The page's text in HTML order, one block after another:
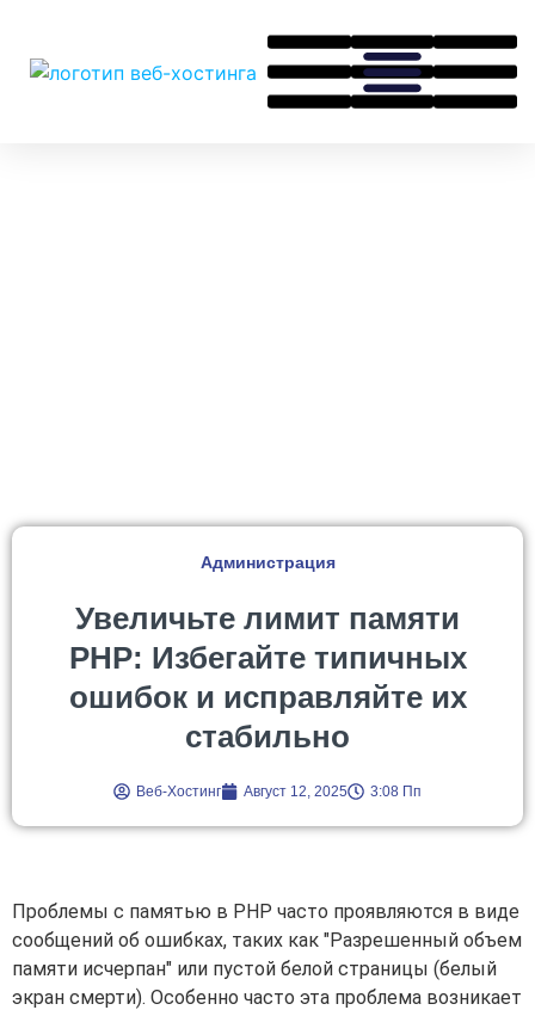
Администрация
Увеличьте лимит памяти
PHP: Избегайте типичных
ошибок и исправляйте их
стабильно
Веб-Хостинг Август 12, 2025 3:08 Пп
Проблемы с памятью в PHP часто проявляются в виде
сообщений об ошибках, таких как "Разрешенный объем
памяти исчерпан" или пустой белой страницы (белый
экран смерти). Особенно часто эта проблема возникает